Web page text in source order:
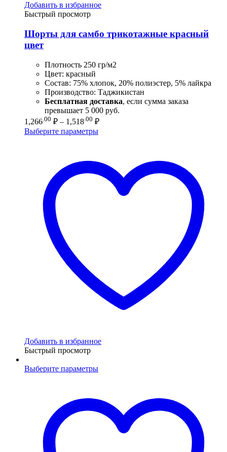
Добавить в избранное
Быстрый просмотр
Шорты для самбо трикотажные красный
цвет
Плотность 250 гр/м2
Цвет: красный
Состав: 75% хлопок, 20% полиэстер, 5% лайкра
Производство: Таджикистан
Бесплатная доставка, если сумма заказа
превышает 5 000 руб.
1,266 .00 ₽ – 1,518 .00 ₽Диапазон
Выберите параметры
Добавить в избранное
Быстрый просмотр
Выберите параметры